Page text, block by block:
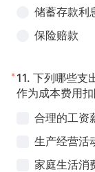
储蓄存款利
保险赔款
* 11. 下列哪些支
作为成本费用扣
合理的工资
生产经营活
家庭生活消